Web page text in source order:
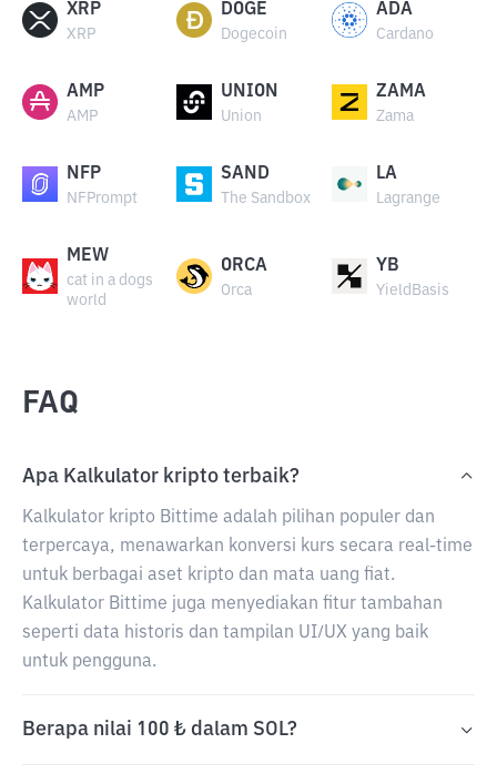
XRP
XRP
DOGE
Dogecoin
ADA
Cardano
AMP
AMP
UNION
Union
ZAMA
Zama
NFP
NFPrompt
SAND
The Sandbox
LA
Lagrange
MEW
cat in a dogs
world
ORCA
Orca
YB
YieldBasis
FAQ
Apa Kalkulator kripto terbaik?
Kalkulator kripto Bittime adalah pilihan populer dan
terpercaya, menawarkan konversi kurs secara real-time
untuk berbagai aset kripto dan mata uang fiat.
Kalkulator Bittime juga menyediakan fitur tambahan
seperti data historis dan tampilan UI/UX yang baik
untuk pengguna.
Berapa nilai 100 ₺ dalam SOL?